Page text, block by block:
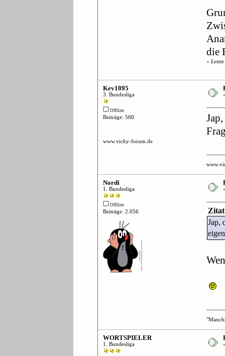
die
«
Kev1895
3. Bundesliga
Offline
Beiträge: 560
www.vicky-forum.de
Nordi
1. Bundesliga
Offline
Beiträge: 2.056
Zitat
Jap,
WORTSPIELER
1. Bundesliga